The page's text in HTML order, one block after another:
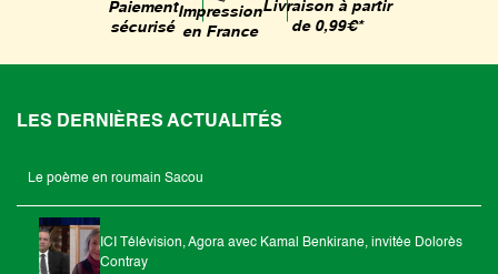
Paiement
sécurisé
Impression
en France
Livraison à partir
de 0,99€*
LES DERNIÈRES ACTUALITÉS
Le poème en roumain Sacou
ICI Télévision, Agora avec Kamal Benkirane, invitée Dolorès
Contray